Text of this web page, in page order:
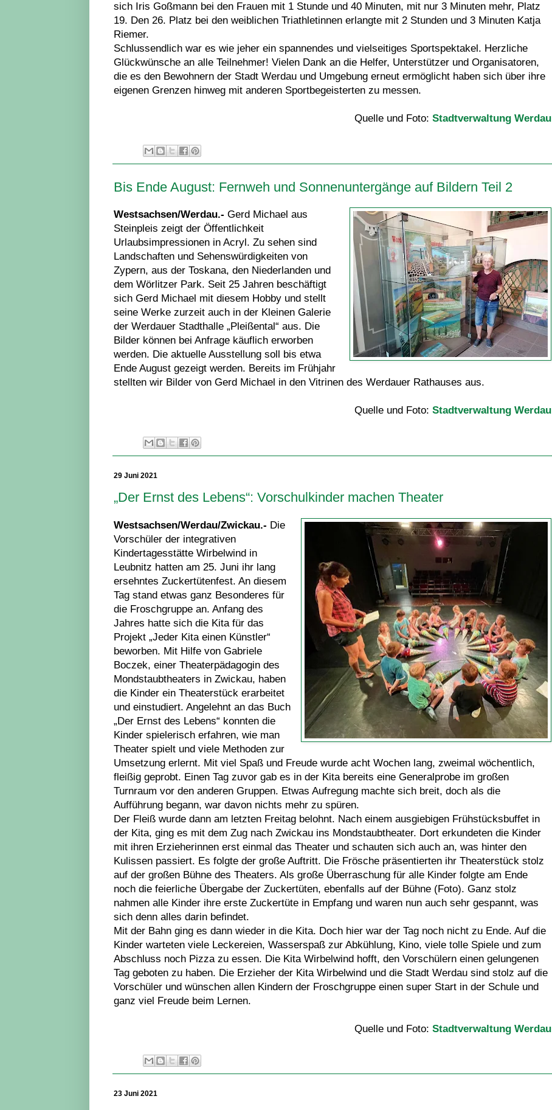
sich Iris Goßmann bei den Frauen mit 1 Stunde und 40 Minuten, mit nur 3 Minuten mehr, Platz
19. Den 26. Platz bei den weiblichen Triathletinnen erlangte mit 2 Stunden und 3 Minuten Katja
Riemer.
Schlussendlich war es wie jeher ein spannendes und vielseitiges Sportspektakel. Herzliche
Glückwünsche an alle Teilnehmer! Vielen Dank an die Helfer, Unterstützer und Organisatoren,
die es den Bewohnern der Stadt Werdau und Umgebung erneut ermöglicht haben sich über ihre
eigenen Grenzen hinweg mit anderen Sportbegeisterten zu messen.
Quelle und Foto: Stadtverwaltung Werdau
Bis Ende August: Fernweh und Sonnenuntergänge auf Bildern Teil 2
Westsachsen/Werdau.- Gerd Michael aus
Steinpleis zeigt der Öffentlichkeit
Urlaubsimpressionen in Acryl. Zu sehen sind
Landschaften und Sehenswürdigkeiten von
Zypern, aus der Toskana, den Niederlanden und
dem Wörlitzer Park. Seit 25 Jahren beschäftigt
sich Gerd Michael mit diesem Hobby und stellt
seine Werke zurzeit auch in der Kleinen Galerie
der Werdauer Stadthalle „Pleißental“ aus. Die
Bilder können bei Anfrage käuflich erworben
werden. Die aktuelle Ausstellung soll bis etwa
Ende August gezeigt werden. Bereits im Frühjahr
stellten wir Bilder von Gerd Michael in den Vitrinen des Werdauer Rathauses aus.
Quelle und Foto: Stadtverwaltung Werdau
29 Juni 2021
„Der Ernst des Lebens“: Vorschulkinder machen Theater
Westsachsen/Werdau/Zwickau.- Die
Vorschüler der integrativen
Kindertagesstätte Wirbelwind in
Leubnitz hatten am 25. Juni ihr lang
ersehntes Zuckertütenfest. An diesem
Tag stand etwas ganz Besonderes für
die Froschgruppe an. Anfang des
Jahres hatte sich die Kita für das
Projekt „Jeder Kita einen Künstler“
beworben. Mit Hilfe von Gabriele
Boczek, einer Theaterpädagogin des
Mondstaubtheaters in Zwickau, haben
die Kinder ein Theaterstück erarbeitet
und einstudiert. Angelehnt an das Buch
„Der Ernst des Lebens“ konnten die
Kinder spielerisch erfahren, wie man
Theater spielt und viele Methoden zur
Umsetzung erlernt. Mit viel Spaß und Freude wurde acht Wochen lang, zweimal wöchentlich,
fleißig geprobt. Einen Tag zuvor gab es in der Kita bereits eine Generalprobe im großen
Turnraum vor den anderen Gruppen. Etwas Aufregung machte sich breit, doch als die
Aufführung begann, war davon nichts mehr zu spüren.
Der Fleiß wurde dann am letzten Freitag belohnt. Nach einem ausgiebigen Frühstücksbuffet in
der Kita, ging es mit dem Zug nach Zwickau ins Mondstaubtheater. Dort erkundeten die Kinder
mit ihren Erzieherinnen erst einmal das Theater und schauten sich auch an, was hinter den
Kulissen passiert. Es folgte der große Auftritt. Die Frösche präsentierten ihr Theaterstück stolz
auf der großen Bühne des Theaters. Als große Überraschung für alle Kinder folgte am Ende
noch die feierliche Übergabe der Zuckertüten, ebenfalls auf der Bühne (Foto). Ganz stolz
nahmen alle Kinder ihre erste Zuckertüte in Empfang und waren nun auch sehr gespannt, was
sich denn alles darin befindet.
Mit der Bahn ging es dann wieder in die Kita. Doch hier war der Tag noch nicht zu Ende. Auf die
Kinder warteten viele Leckereien, Wasserspaß zur Abkühlung, Kino, viele tolle Spiele und zum
Abschluss noch Pizza zu essen. Die Kita Wirbelwind hofft, den Vorschülern einen gelungenen
Tag geboten zu haben. Die Erzieher der Kita Wirbelwind und die Stadt Werdau sind stolz auf die
Vorschüler und wünschen allen Kindern der Froschgruppe einen super Start in der Schule und
ganz viel Freude beim Lernen.
Quelle und Foto: Stadtverwaltung Werdau
23 Juni 2021